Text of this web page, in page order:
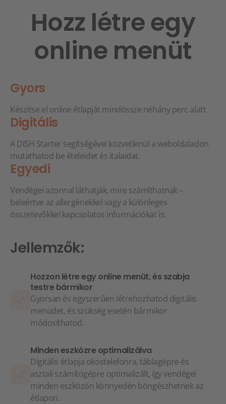
Hozz létre egy
online menüt
Gyors
Készítse el online étlapját mindössze néhány perc alatt
Digitális
A DISH Starter segítségével közvetlenül a weboldaladon
mutathatod be ételeidet és italaidat.
Egyedi
Vendégei azonnal láthatják, mire számíthatnak –
beleértve az allergénekkel vagy a különleges
összetevőkkel kapcsolatos információkat is.
Jellemzők:
Hozzon létre egy online menüt, és szabja
testre bármikor
Gyorsan és egyszerűen létrehozhatod digitális
menüdet, és szükség esetén bármikor
módosíthatod.
Minden eszközre optimalizálva
Digitális étlapja okostelefonra, táblagépre és
asztali számítógépre optimalizált, így vendégei
minden eszközön könnyedén böngészhetnek az
étlapon.